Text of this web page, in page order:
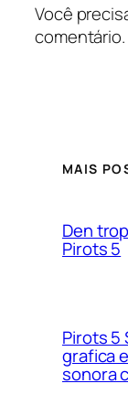
Você
comentário.
MAIS
Den
Pirots 5
Pirots 5
grafica
sonora